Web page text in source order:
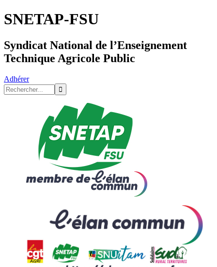
SNETAP-FSU
Syndicat National de l’Enseignement
Technique Agricole Public
Adhérer